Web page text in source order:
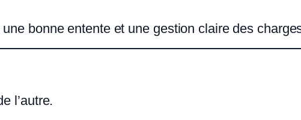
bonne entente et une gestion claire des
l’autre.